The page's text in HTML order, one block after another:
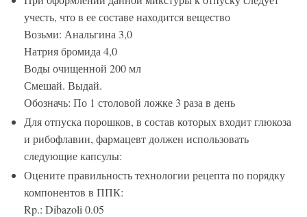
учесть, что в ее составе находится вещество
Возьми: Анальгина 3,0
Натрия бромида 4,0
Воды очищенной 200 мл
Смешай. Выдай.
Обозначь: По 1 столовой ложке 3 раза в день
Для отпуска порошков, в состав которых входит глюкоза
и рибофлавин, фармацевт должен использовать
следующие капсулы:
Оцените правильность технологии рецепта по порядку
компонентов в ППК:
Rp.: Dibazoli 0.05